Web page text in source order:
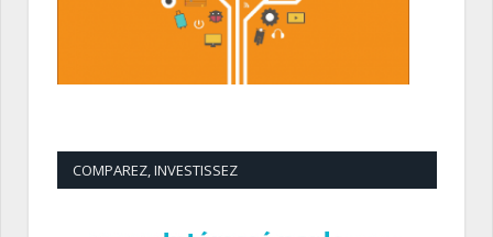
COMPAREZ, INVESTISSEZ